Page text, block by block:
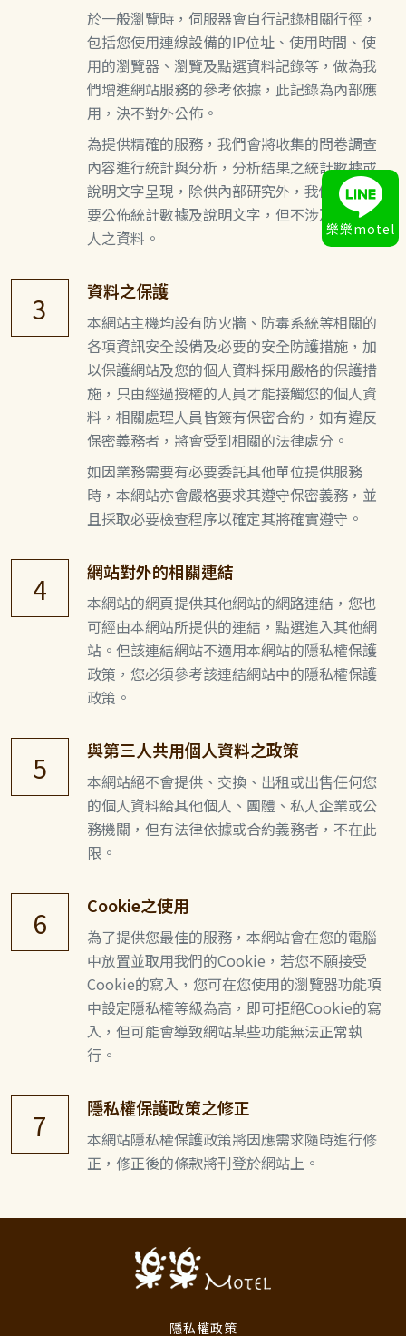
於一般瀏覽時，伺服器會自行記錄相關行徑，
包括您使用連線設備的IP位址、使用時間、使
用的瀏覽器、瀏覽及點選資料記錄等，做為我
們增進網站服務的參考依據，此記錄為內部應
用，決不對外公佈。
為提供精確的服務，我們會將收集的問卷調查
內容進行統計與分析，分析結果之統計數據或
說明文字呈現，除供內部研究外，我們會視需
要公佈統計數據及說明文字，但不涉及特定個
人之資料。
3 資料之保護
本網站主機均設有防火牆、防毒系統等相關的
各項資訊安全設備及必要的安全防護措施，加
以保護網站及您的個人資料採用嚴格的保護措
施，只由經過授權的人員才能接觸您的個人資
料，相關處理人員皆簽有保密合約，如有違反
保密義務者，將會受到相關的法律處分。
如因業務需要有必要委託其他單位提供服務
時，本網站亦會嚴格要求其遵守保密義務，並
且採取必要檢查程序以確定其將確實遵守。
4 網站對外的相關連結
本網站的網頁提供其他網站的網路連結，您也
可經由本網站所提供的連結，點選進入其他網
站。但該連結網站不適用本網站的隱私權保護
政策，您必須參考該連結網站中的隱私權保護
政策。
5 與第三人共用個人資料之政策
本網站絕不會提供、交換、出租或出售任何您
的個人資料給其他個人、團體、私人企業或公
務機關，但有法律依據或合約義務者，不在此
限。
6 Cookie之使用
為了提供您最佳的服務，本網站會在您的電腦
中放置並取用我們的Cookie，若您不願接受
Cookie的寫入，您可在您使用的瀏覽器功能項
中設定隱私權等級為高，即可拒絕Cookie的寫
入，但可能會導致網站某些功能無法正常執
行。
7 隱私權保護政策之修正
本網站隱私權保護政策將因應需求隨時進行修
正，修正後的條款將刊登於網站上。
隱私權政策
樂樂motel